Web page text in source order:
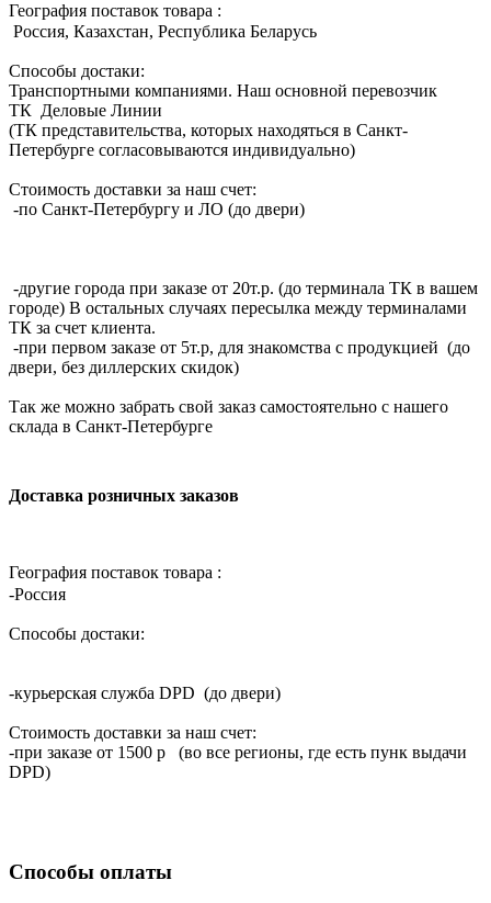
География поставок товара :
Россия, Казахстан, Республика Беларусь
Способы достаки:
Транспортными компаниями. Наш основной перевозчик
ТК Деловые Линии
(ТК представительства, которых находяться в Санкт-
Петербурге согласовываются индивидуально)
Стоимость доставки за наш счет:
-по Санкт-Петербургу и ЛО (до двери)
-другие города при заказе от 20т.р. (до терминала ТК в вашем
городе) В остальных случаях пересылка между терминалами
ТК за счет клиента.
-при первом заказе от 5т.р, для знакомства с продукцией (до
двери, без диллерских скидок)
Так же можно забрать свой заказ самостоятельно с нашего
склада в Санкт-Петербурге
Доставка розничных заказов
География поставок товара :
-Россия
Способы достаки:
-курьерская служба DPD (до двери)
Стоимость доставки за наш счет:
-при заказе от 1500 р (во все регионы, где есть пунк выдачи
DPD)
Способы оплаты